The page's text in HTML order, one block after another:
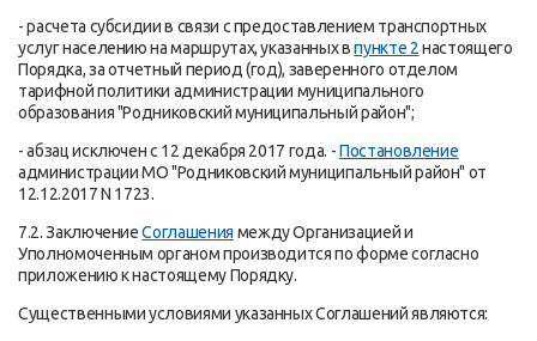
- расчета субсидии в связи с предоставлением транспортных
услуг населению на маршрутах, указанных впункте 2настоящего
Порядка, за отчетный период (год), заверенного отделом
тарифной политики администрации муниципального
образования "Родниковский муниципальный район";
- абзац исключен с 12 декабря 2017 года. -Постановление
администрации МО "Родниковский муниципальный район" от
12.12.2017 N 1723.
7.2. ЗаключениеСоглашения между Организацией и
Уполномоченным органом производится по форме согласно
приложению к настоящему Порядку.
Существенными условиями указанных Соглашений являются: